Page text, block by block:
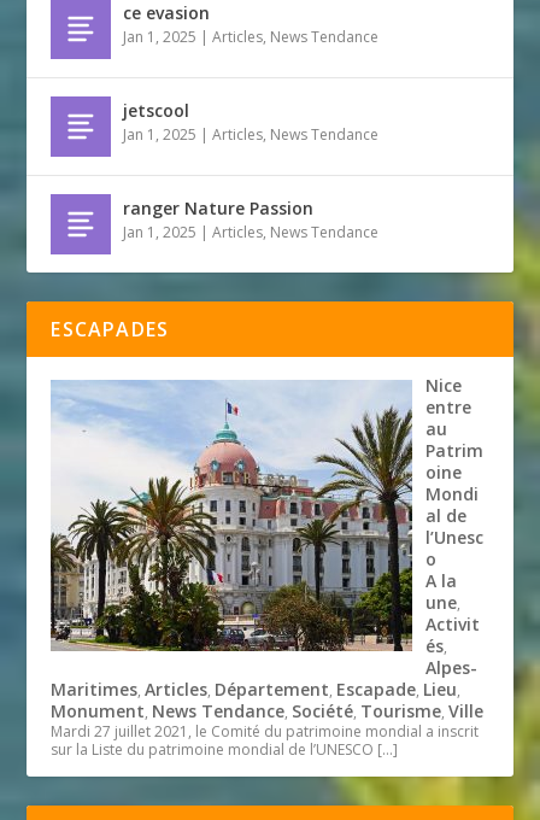
ce evasion
Jan 1, 2025 |Articles, News Tendance
jetscool
Jan 1, 2025 |Articles, News Tendance
ranger Nature Passion
Jan 1, 2025 |Articles, News Tendance
ESCAPADES
Nice
entre
au
Patrim
oine
Mondi
al de
l’Unesc
o
A la
une,
Activit
és,
Alpes-
Maritimes,Articles, Département, Escapade, Lieu,
Monument, News Tendance, Société, Tourisme,Ville
Mardi 27 juillet 2021, le Comité du patrimoine mondial a inscrit
sur la Liste du patrimoine mondial de l’UNESCO […]